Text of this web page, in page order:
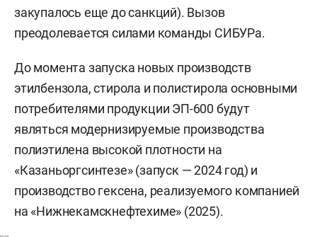
закупалось еще до санкций). Вызов
преодолевается силами команды СИБУРа.
До момента запуска новых производств
этилбензола, стирола и полистирола основными
потребителями продукции ЭП-600 будут
являться модернизируемые производства
полиэтилена высокой плотности на
«Казаньоргсинтезе» (запуск — 2024 год) и
производство гексена, реализуемого компанией
на «Нижнекамскнефтехиме» (2025).